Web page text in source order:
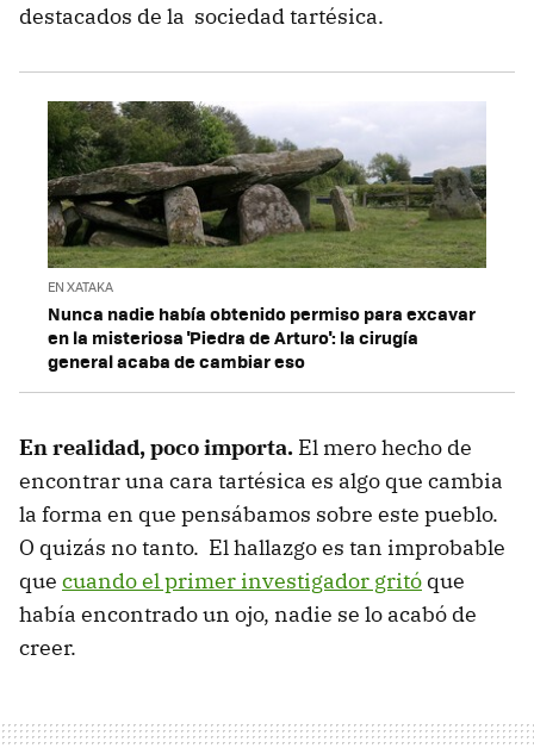
destacados de la sociedad tartésica.
EN XATAKA
Nunca nadie había obtenido permiso para excavar
en la misteriosa 'Piedra de Arturo': la cirugía
general acaba de cambiar eso
En realidad, poco importa. El mero hecho de
encontrar una cara tartésica es algo que cambia
la forma en que pensábamos sobre este pueblo.
O quizás no tanto. El hallazgo es tan improbable
que cuando el primer investigador gritó que
había encontrado un ojo, nadie se lo acabó de
creer.